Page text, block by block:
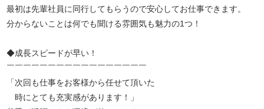
最初は先輩社員に同行してもらうので安心してお仕事できます。
分からないことは何でも聞ける雰囲気も魅力の1つ！
◆成長スピードが早い！
￣￣￣￣￣￣￣￣￣￣￣￣￣￣￣￣￣
「次回も仕事をお客様から任せて頂いた
時にとても充実感があります！」